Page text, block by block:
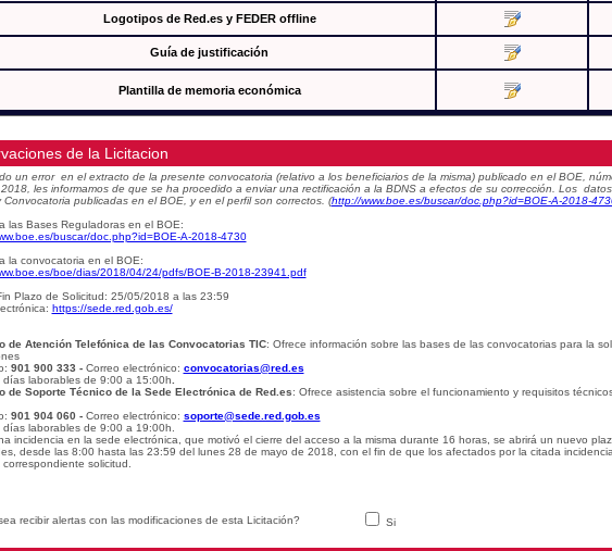
Logotipos de Red.es y FEDER offline
Guía de justificación
Plantilla de memoria económica
de la Licitacion
un error en el extracto de la presente convocatoria (relativo a los beneficiarios de la misma) publicado en el BOE,
les informamos de que se ha procedido a enviar una rectificación a la BDNS a efectos de su corrección. Los
Convocatoria publicadas en el BOE, y en el perfil son correctos. (http://www.boe.es/buscar/doc.php?id=BOE-A-2018-
las Bases Reguladoras en el BOE:
buscar/doc.php?id=BOE-A-2018-4730
la convocatoria en el BOE:
boe/dias/2018/04/24/pdfs/BOE-B-2018-23941.pdf
Plazo de Solicitud: 25/05/2018 a las 23:59
https://sede.red.gob.es/
de Atención Telefónica de las Convocatorias TIC: Ofrece información sobre las bases de las convocatorias para la
901 900 333 - Correo electrónico: convocatorias@red.es
días laborables de 9:00 a 15:00h
de Soporte Técnico de la Sede Electrónica de Red.es: Ofrece asistencia sobre el funcionamiento y requisitos
901 904 060 - Correo electrónico: soporte@sede.red.gob.es
días laborables de 9:00 a 19:00h.
incidencia en la sede electrónica, que motivó el cierre del acceso a la misma durante 16 horas, se abrirá un nuevo
desde las 8:00 hasta las 23:59 del lunes 28 de mayo de 2018, con el fin de que los afectados por la citada
solicitud.
recibir alertas con las modificaciones de esta Licitación? Si